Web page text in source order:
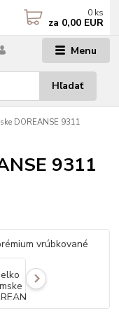
Menu
Hľadať
0 ks
za 0,00 EUR
DOREANSE 9311
9311